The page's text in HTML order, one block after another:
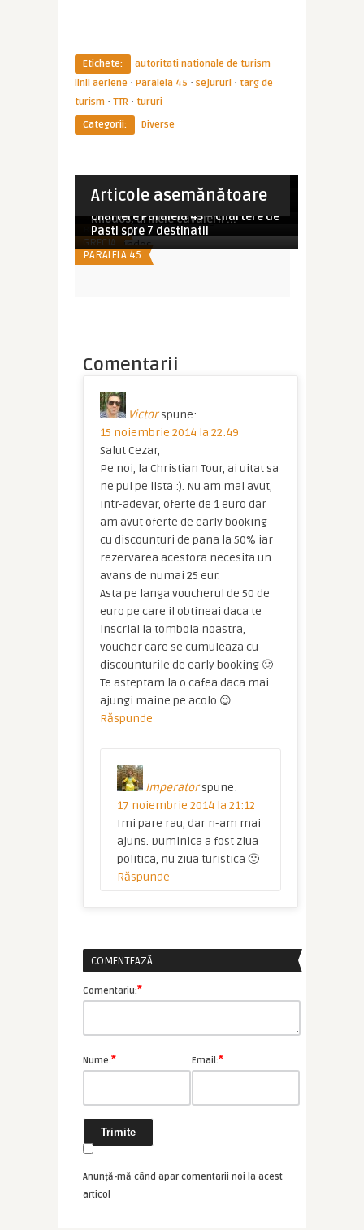
Etichete: autoritati nationale de turism·
linii aeriene· Paralela 45 · sejururi· targ de
turism· TTR · tururi
Categorii:
Diverse
Articole asemănătoare
SUPER OFERTE TRANSPORT
DIVERSE
perimatul Târg de Turism a ...
BLUEAIR
Cele 3 capitale ale Scandinaviei:
Stockholm, Copenhaga ș ...
GRECIA
Imperator
Mic ghid de insule din Grecia –
Rhodos, urmele cavaleril ...
PARALELA 45
Imperator
Chartere Paralela 45 – chartere de
Pasti spre 7 destinatii
Comentarii
Victor spune:
15 noiembrie 2014 la 22:49
Salut Cezar,
Pe noi, la Christian Tour, ai uitat sa
ne pui pe lista :). Nu am mai avut,
intr-adevar, oferte de 1 euro dar
am avut oferte de early booking
cu discounturi de pana la 50% iar
rezervarea acestora necesita un
avans de numai 25 eur.
Asta pe langa voucherul de 50 de
euro pe care il obtineai daca te
inscriai la tombola noastra,
voucher care se cumuleaza cu
discounturile de early booking 🙂
Te asteptam la o cafea daca mai
ajungi maine pe acolo 😉
Răspunde
Imperator spune:
17 noiembrie 2014 la 21:12
Imi pare rau, dar n-am mai
ajuns. Duminica a fost ziua
politica, nu ziua turistica 🙂
Răspunde
COMENTEAZĂ
Comentariu:*
Nume:* Email:*
Anunță-mă când apar comentarii noi la acest
articol